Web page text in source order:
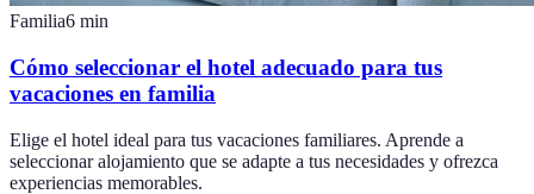
Familia6 min
Cómo seleccionar el hotel adecuado para tus
vacaciones en familia
Elige el hotel ideal para tus vacaciones familiares. Aprende a
seleccionar alojamiento que se adapte a tus necesidades y ofrezca
experiencias memorables.